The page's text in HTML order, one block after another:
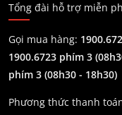
Tổng đài hỗ trợ miễn
Gọi mua hàng:
1900.6723 phím 3
phím 3 (08h30 - 18h30)
Phương thức thanh